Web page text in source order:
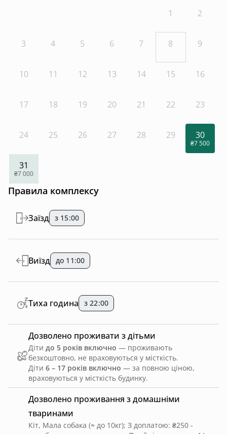
1 2
3 4 5 6 7 8 9
10 11 12 13 14 15 16
17 18 19 20 21 22 23
24 25 26 27 28 29 30
₴7 500
31
₴7 000
Правила комплексу
Дозволено проживання з домашніми
тваринами
Кіт, Мала собака (≈ до 10кг); З доплатою: ₴250 -
Заїзд з 15:00
Виїзд до 11:00
Дозволено проживати з дітьми
Діти до 5 років включно — проживають
безкоштовно, не враховуються у місткість.
Діти 6 – 17 років включно — за повною ціною,
враховуються у місткість будинку.
Тиха година з 22:00